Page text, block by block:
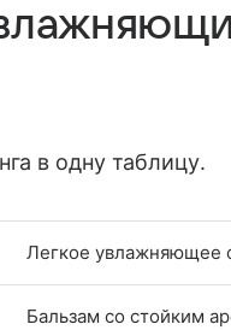
в одну таблицу.
Легкое увлажняющее
Бальзам со стойким